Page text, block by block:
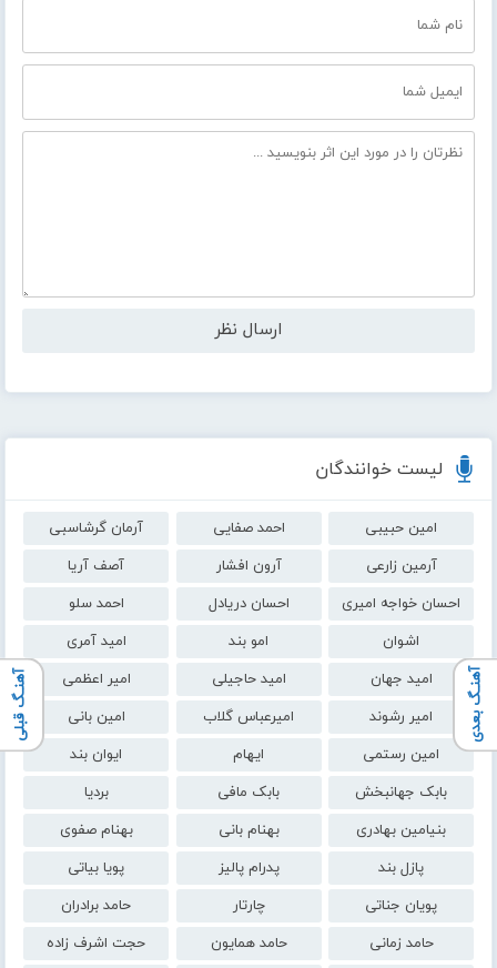
لیست خوانندگان
امین حبیبی احمد صفایی
آرمان گرشاسبی
آرمین زارعی
آرون افشار
آصف آریا
احسان خواجه امیری
احسان دریادل
احمد سلو
اشوان
امو بند
امید آمری
امید جهان
امید حاجیلی
امیر اعظمی
امیر رشوند
امیرعباس گلاب
امین بانی
امین رستمی
ایهام
ایوان بند
بابک جهانبخش
بابک مافی
بردیا
بنیامین بهادری
بهنام بانی
بهنام صفوی
پازل بند
پدرام پالیز
پویا بیاتی
پویان جناتی
چارتار
حامد برادران
حامد زمانی
حامد همایون
حجت اشرف زاده
آهنـگ بعدی آهنـگ قبلی